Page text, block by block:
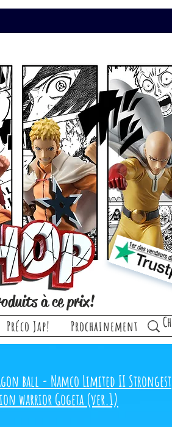
à ce prix!
Préco Jap! Prochainement
ball - Namco Limited II Strongest
warrior Gogeta (ver.1)